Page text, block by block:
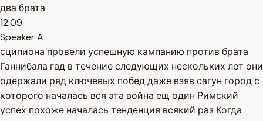
два брата
12:09
Speaker A
сципиона провели успешную кампанию против брата
Ганнибала гад в течение следующих нескольких лет они
одержали ряд ключевых побед даже взяв сагун город с
которого началась вся эта война ещ один Римский
успех похоже началась тенденция всякий раз Когда